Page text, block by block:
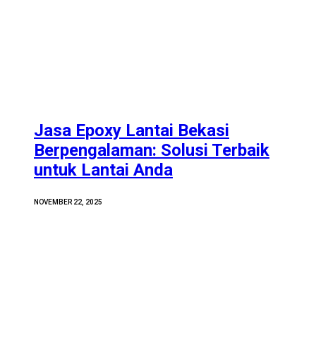
Jasa Epoxy Lantai Bekasi
Berpengalaman: Solusi Terbaik
untuk Lantai Anda
NOVEMBER 22, 2025